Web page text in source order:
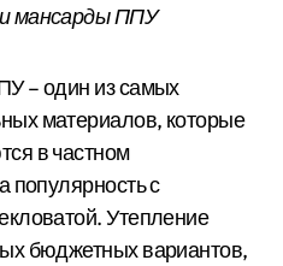
мансарды ППУ
– один из самых
материалов, которые
в частном
популярность с
Утепление
бюджетных вариантов,